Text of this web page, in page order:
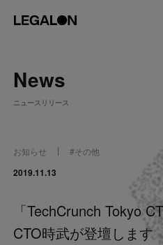
About
Service
News
News
ニュースリリース
お知らせ #その他
2019.11.13
「TechCrunch Tokyo
CTO時武が登壇します